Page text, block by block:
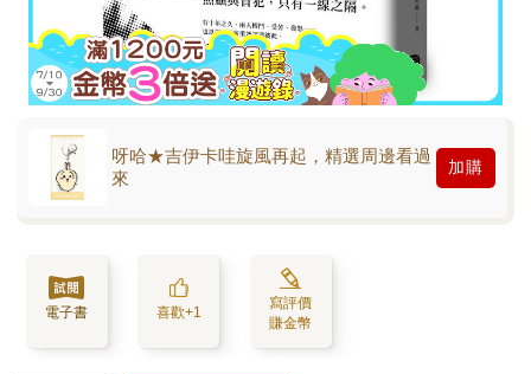
呀哈★吉伊卡哇旋風再起，精選周邊看過
來
加購
電子書 喜歡+1
寫評價
賺金幣